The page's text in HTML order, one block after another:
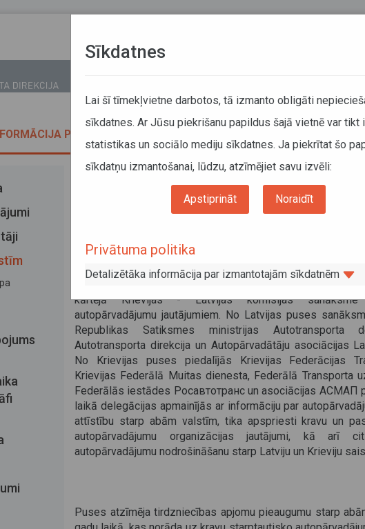
PĀRVADĀTĀJIEM
Latvijas Krievijas kopējā komisija
Saskaņā ar Krievijas puses ielūgumu, š.g. 23.un
kārtējā Krievijas - Latvijas komisijas sanāksme
autopārvadājumu jautājumiem. No Latvijas puses
Republikas Satiksmes ministrijas Autotransporta
Autotransporta direkcija un Autopārvadātāju asociācijas
No Krievijas puses piedalījās Krievijas Federācijas
Krievijas Federālā Muitas dienesta, Federālā Transporta
Federālās iestādes Росавтотранс un asociācijas АСМАП
laikā delegācijas apmainījās ar informāciju par
attīstību starp abām valstīm, tika apspriesti kravu un
autopārvadājumu organizācijas jautājumi, kā arī
autopārvadājumu nodrošināšanu starp Latviju un Krieviju
Puses atzīmēja tirdzniecības apjomu pieaugumu starp
Sīkdatnes
Lai šī tīmekļvietne darbotos, tā izmanto obligāti
sīkdatnes. Ar Jūsu piekrišanu papildus šajā vietnē var tikt
statistikas un sociālo mediju sīkdatnes. Ja piekrītat šo
sīkdatņu izmantošanai, lūdzu, atzīmējiet savu izvēli:
Apstiprināt Noraidīt
Privātuma politika
Detalizētāka informācija par izmantotajām sīkdatnēm